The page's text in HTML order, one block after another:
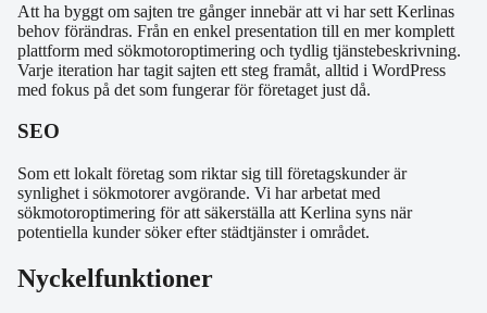
Att ha byggt om sajten tre gånger innebär att vi har sett Kerlinas
behov förändras. Från en enkel presentation till en mer komplett
plattform med sökmotoroptimering och tydlig tjänstebeskrivning.
Varje iteration har tagit sajten ett steg framåt, alltid i WordPress
med fokus på det som fungerar för företaget just då.
SEO
Som ett lokalt företag som riktar sig till företagskunder är
synlighet i sökmotorer avgörande. Vi har arbetat med
sökmotoroptimering för att säkerställa att Kerlina syns när
potentiella kunder söker efter städtjänster i området.
Nyckelfunktioner